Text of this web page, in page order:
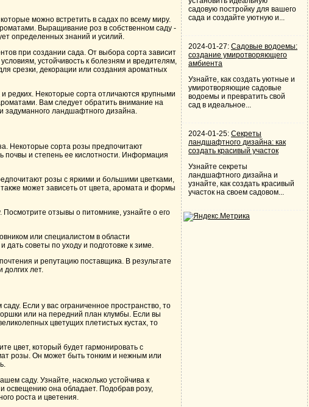
можно встретить в садах по всему миру.
Выращивание роз в собственном саду -
определенных знаний и усилий.
при создании сада. От выбора сорта зависит
устойчивость к болезням и вредителям,
срезки, декорации или создания ароматных
и редких. Некоторые сорта отличаются крупными
Вам следует обратить внимание на
задуманного ландшафтного дизайна.
Некоторые сорта розы предпочитают
почвы и степень ее кислотности. Информация
розы с яркими и большими цветками,
может зависеть от цвета, аромата и формы
отзывы о питомнике, узнайте о его
или специалистом в области
советы по уходу и подготовке к зиме.
и репутацию поставщика. В результате
долгих лет.
Если у вас ограниченное пространство, то
или на передний план клумбы. Если вы
цветущих плетистых кустах, то
цвет, который будет гармонировать с
розы. Он может быть тонким и нежным или
саду. Узнайте, насколько устойчива к
освещению она обладает. Подобрав розу,
роста и цветения.
садовую постройку для вашего
сада и создайте уютную и...
2024-01-27: Садовые водоемы:
создание умиротворяющего
амбиента
Узнайте, как создать уютные и
умиротворяющие садовые
водоемы и превратить свой
сад в идеальное...
2024-01-25: Секреты
ландшафтного дизайна: как
создать красивый участок
Узнайте секреты
ландшафтного дизайна и
узнайте, как создать красивый
участок на своем садовом...